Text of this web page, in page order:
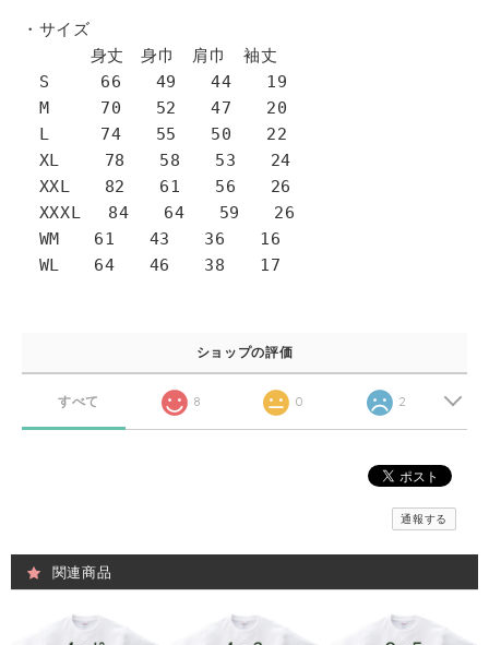
・サイズ
身丈 身巾 肩巾 袖丈
S 66 49 44 19
M 70 52 47 20
L 74 55 50 22
XL 78 58 53 24
XXL 82 61 56 26
XXXL 84 64 59 26
WM 61 43 36 16
WL 64 46 38 17
ショップの評価
すべて 8 0 2
通報する
関連商品